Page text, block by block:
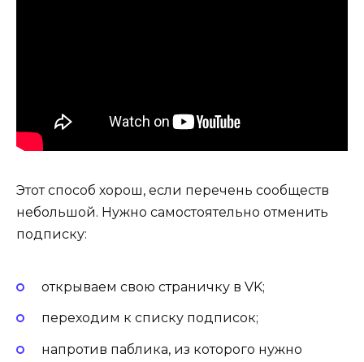
Этот способ хорош, если перечень сообществ
небольшой. Нужно самостоятельно отменить
подписку:
открываем свою страничку в VK;
переходим к списку подписок;
напротив паблика, из которого нужно